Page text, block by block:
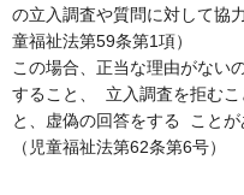
の立入調査や質問に対して協
童福祉法第59条第1項）
この場合、正当な理由がない
すること、 立入調査を拒む
と、虚偽の回答をする ことが
（児童福祉法第62条第6号）